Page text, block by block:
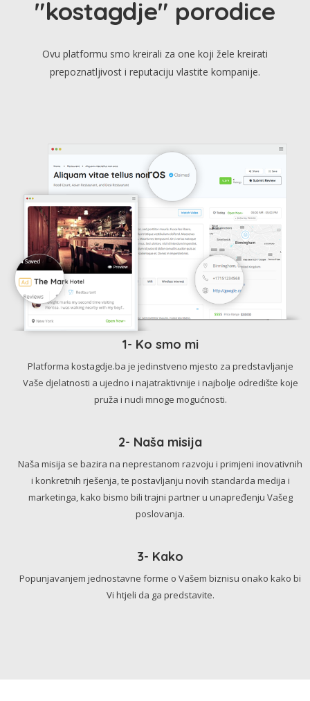
"kostagdje" porodice
Ovu platformu smo kreirali za one koji žele kreirati
prepoznatljivost i reputaciju vlastite kompanije.
1- Ko smo mi
Platforma kostagdje.ba je jedinstveno mjesto za predstavljanje
Vaše djelatnosti a ujedno i najatraktivnije i najbolje odredište koje
pruža i nudi mnoge mogućnosti.
2- Naša misija
Naša misija se bazira na neprestanom razvoju i primjeni inovativnih
i konkretnih rješenja, te postavljanju novih standarda medija i
marketinga, kako bismo bili trajni partner u unapređenju Vašeg
poslovanja.
3- Kako
Popunjavanjem jednostavne forme o Vašem biznisu onako kako bi
Vi htjeli da ga predstavite.